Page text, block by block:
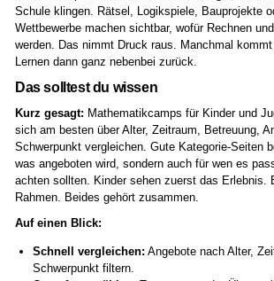
Schule klingen. Rätsel, Logikspiele, Bauprojekte
Wettbewerbe machen sichtbar, wofür Rechnen
werden. Das nimmt Druck raus. Manchmal
Lernen dann ganz nebenbei zurück.
Das solltest du wissen
Kurz gesagt: Mathematikcamps für Kinder und
sich am besten über Alter, Zeitraum, Betreuung,
Schwerpunkt vergleichen. Gute Kategorie-Seiten
was angeboten wird, sondern auch für wen es
achten sollten. Kinder sehen zuerst das Erlebnis.
Rahmen. Beides gehört zusammen.
Auf einen Blick:
Schnell vergleichen: Angebote nach Alter,
Schwerpunkt filtern.